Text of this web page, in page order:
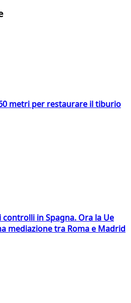
metri per restaurare il tiburio
in Spagna. Ora la Ue
mediazione tra Roma e Madrid